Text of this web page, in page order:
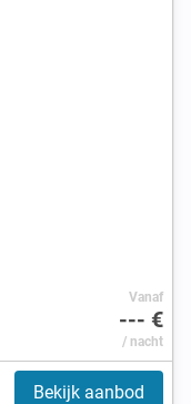
Vanaf
--- €
/ nacht
Bekijk aanbod